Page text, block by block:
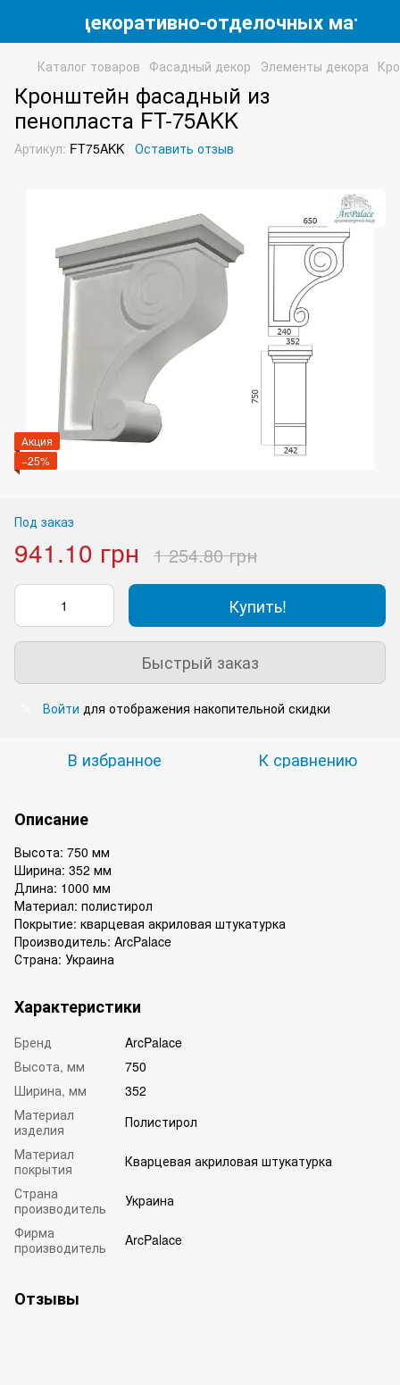
декоративно-отделочных
Каталог товаров Фасадный декор Элементы декора
Кронштейн фасадный из
пенопласта FT-75AKK
Артикул: FT75AKK Оставить отзыв
Акция
−25%
Под заказ
941.10 грн 1 254.80 грн
Купить!
Быстрый заказ
Войти для отображения накопительной скидки
В избранное К сравнению
Описание
Высота: 750 мм
Ширина: 352 мм
Длина: 1000 мм
Материал: полистирол
Покрытие: кварцевая акриловая штукатурка
Производитель: ArcPalace
Страна: Украина
Характеристики
Бренд
ArcPalace
Высота, мм
750
Ширина, мм
352
Материал
изделия
Полистирол
Материал
покрытия
Кварцевая акриловая штукатурка
Страна
производитель
Украина
Фирма
производитель
ArcPalace
Отзывы